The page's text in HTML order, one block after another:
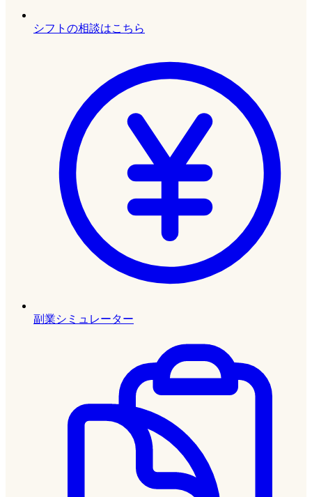
シフトの相談はこちら
副業シミュレーター